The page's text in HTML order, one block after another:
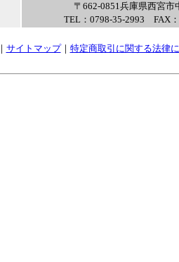
〒662-0851兵庫県西宮市
TEL：0798-35-2993 FAX
｜ サイトマップ｜ 特定商取引に関する法律